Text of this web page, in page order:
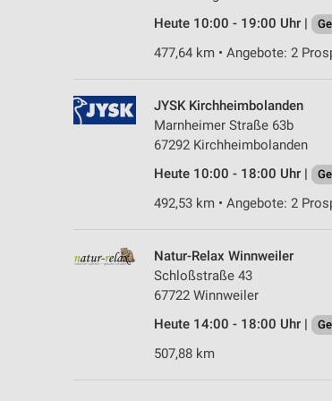
Heute 10:00 - 19:00 Uhr |
477,64 km • Angebote: 2
JYSK Kirchheimbolanden
Marnheimer Straße 63b
67292 Kirchheimbolanden
Heute 10:00 - 18:00 Uhr |
492,53 km • Angebote: 2
Natur-Relax Winnweiler
Schloßstraße 43
67722 Winnweiler
Heute 14:00 - 18:00 Uhr |
507,88 km